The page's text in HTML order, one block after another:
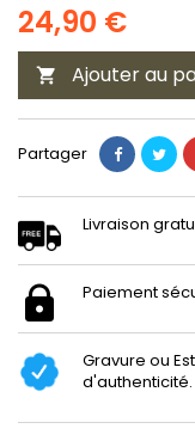
24,90 €
 Ajouter au
Partager
Livraison
Paiement
Gravure ou
d'authenticité.